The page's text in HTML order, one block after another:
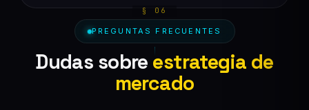
PREGUNTAS FRECUENTES
Dudas sobre estrategia de
mercado